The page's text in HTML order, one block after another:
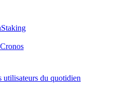
Staking
Cronos
utilisateurs du quotidien